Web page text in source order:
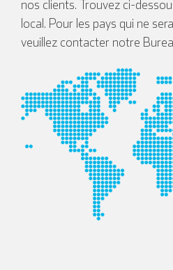
nos clients. Trouvez ci-
local. Pour les pays qui ne
veuillez contacter notre